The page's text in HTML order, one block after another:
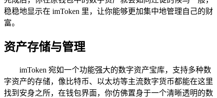
稳稳地显示在 imToken 里，让你能够更加集中地管理自己的财
富。
资产存储与管理
imToken 宛如一个功能强大的数字资产宝库，支持多种数
字资产的存储，像比特币、以太坊等主流数字货币都能在这里
找到安身之所，在钱包界面，你仿佛置身于一个清晰透明的数